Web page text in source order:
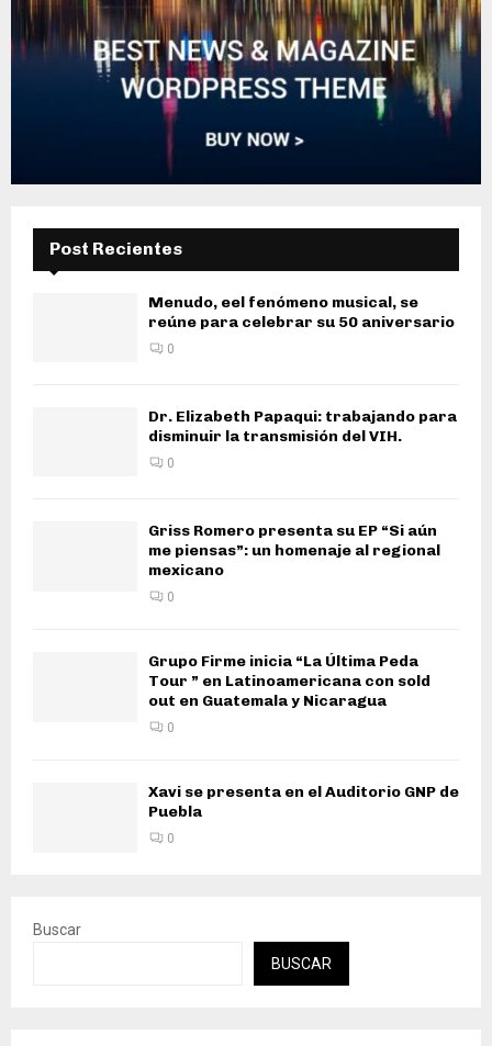
Post Recientes
Menudo, eel fenómeno musical, se
reúne para celebrar su 50 aniversario
0
Dr. Elizabeth Papaqui: trabajando para
disminuir la transmisión del VIH.
0
Griss Romero presenta su EP “Si aún
me piensas”: un homenaje al regional
mexicano
0
Grupo Firme inicia “La Última Peda
Tour ” en Latinoamericana con sold
out en Guatemala y Nicaragua
0
Xavi se presenta en el Auditorio GNP de
Puebla
0
Buscar
BUSCAR